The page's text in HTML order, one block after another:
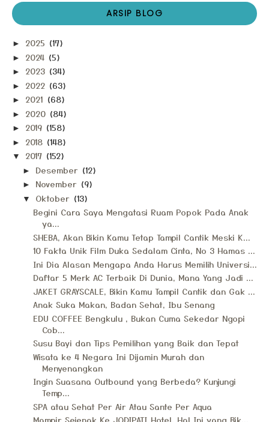
ARSIP BLOG
► 2025 (17)
► 2024 (5)
► 2023 (34)
► 2022 (63)
► 2021 (68)
► 2020 (84)
► 2019 (158)
► 2018 (148)
▼ 2017 (152)
► Desember (12)
► November (9)
▼ Oktober (13)
Begini Cara Saya Mengatasi Ruam Popok Pada Anak
ya...
SHEBA, Akan Bikin Kamu Tetap Tampil Cantik Meski K...
10 Fakta Unik Film Duka Sedalam Cinta, No 3 Hamas ...
Ini Dia Alasan Mengapa Anda Harus Memilih Universi...
Daftar 5 Merk AC Terbaik Di Dunia, Mana Yang Jadi ...
JAKET GRAYSCALE, Bikin Kamu Tampil Cantik dan Gak ...
Anak Suka Makan, Badan Sehat, Ibu Senang
EDU COFFEE Bengkulu , Bukan Cuma Sekedar Ngopi
Cob...
Susu Bayi dan Tips Pemilihan yang Baik dan Tepat
Wisata ke 4 Negara Ini Dijamin Murah dan
Menyenangkan
Ingin Suasana Outbound yang Berbeda? Kunjungi
Temp...
SPA atau Sehat Per Air Atau Sante Per Aqua